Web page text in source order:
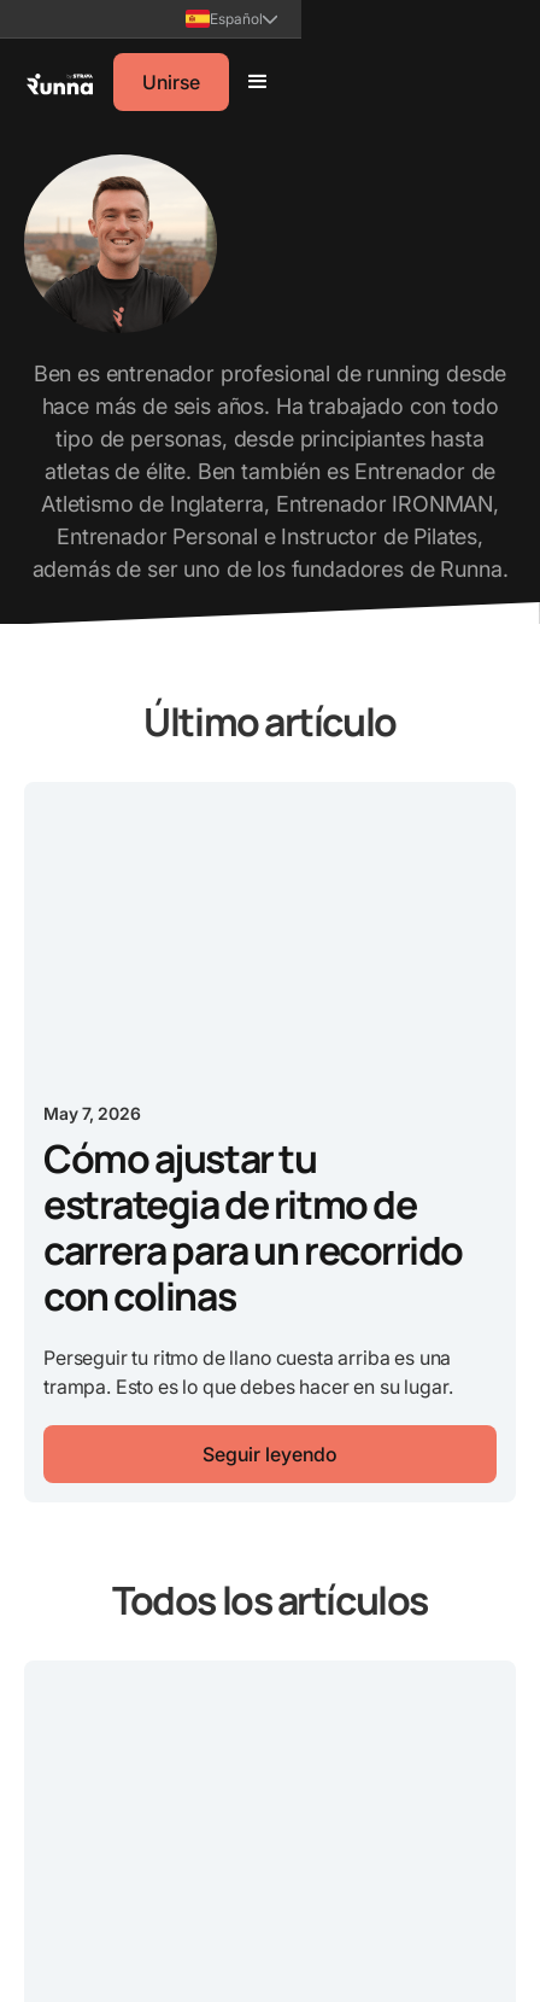
Español
Unirse
Ben es entrenador profesional de running desde
hace más de seis años. Ha trabajado con todo
tipo de personas, desde principiantes hasta
atletas de élite. Ben también es Entrenador de
Atletismo de Inglaterra, Entrenador IRONMAN,
Entrenador Personal e Instructor de Pilates,
además de ser uno de los fundadores de Runna.
Último artículo
May 7, 2026
Cómo ajustar tu
estrategia de ritmo de
carrera para un recorrido
con colinas
Perseguir tu ritmo de llano cuesta arriba es una
trampa. Esto es lo que debes hacer en su lugar.
Seguir leyendo
Todos los artículos